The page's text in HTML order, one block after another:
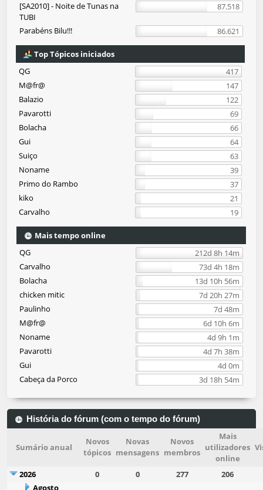
[SA2010] - Noite de Tunas na
TUBI
87.518
Parabéns Bilu!!! 86.621
Top Tópicos iniciados
QG
417
M@fr@
147
Balazio
122
Pavarotti
69
Bolacha
66
Gui
64
Suiço
63
Noname
39
Primo do Rambo
37
kiko
21
Carvalho
19
Mais tempo online
QG
212d 8h 14m
Carvalho
73d 4h 18m
Bolacha
13d 10h 56m
chicken mitic
7d 20h 27m
Paulinho
7d 48m
M@fr@
6d 10h 6m
Noname
4d 9h 1m
Pavarotti
4d 7h 38m
Gui
4d 0m
Cabeça da Porco
3d 18h 54m
História do fórum (com o tempo do fórum)
Sumário anual
Novos
tópicos
Novas
mensagens
Novos
membros
Mais
utilizadores
online
2026 0 0 277
206
Agosto